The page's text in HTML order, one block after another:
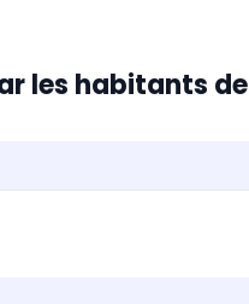
les habitants